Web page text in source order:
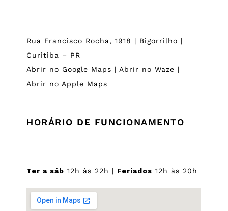
Rua Francisco Rocha, 1918 | Bigorrilho |
Curitiba – PR
Abrir no Google Maps | Abrir no Waze |
Abrir no Apple Maps
HORÁRIO DE FUNCIONAMENTO
Ter a sáb 12h às 22h | Feriados 12h às 20h